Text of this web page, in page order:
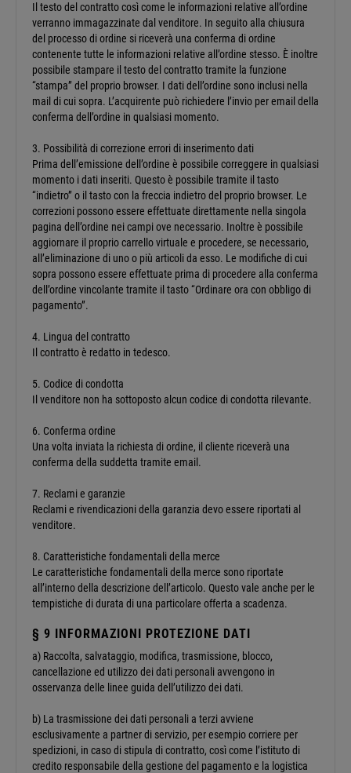
Il testo del contratto così come le informazioni relative all’ordine
verranno immagazzinate dal venditore. In seguito alla chiusura
del processo di ordine si riceverà una conferma di ordine
contenente tutte le informazioni relative all’ordine stesso. È inoltre
possibile stampare il testo del contratto tramite la funzione
“stampa” del proprio browser. I dati dell’ordine sono inclusi nella
mail di cui sopra. L’acquirente può richiedere l’invio per email della
conferma dell’ordine in qualsiasi momento.
3. Possibilità di correzione errori di inserimento dati
Prima dell’emissione dell’ordine è possibile correggere in qualsiasi
momento i dati inseriti. Questo è possibile tramite il tasto
“indietro” o il tasto con la freccia indietro del proprio browser. Le
correzioni possono essere effettuate direttamente nella singola
pagina dell’ordine nei campi ove necessario. Inoltre è possibile
aggiornare il proprio carrello virtuale e procedere, se necessario,
all’eliminazione di uno o più articoli da esso. Le modifiche di cui
sopra possono essere effettuate prima di procedere alla conferma
dell’ordine vincolante tramite il tasto “Ordinare ora con obbligo di
pagamento”.
4. Lingua del contratto
Il contratto è redatto in tedesco.
5. Codice di condotta
Il venditore non ha sottoposto alcun codice di condotta rilevante.
6. Conferma ordine
Una volta inviata la richiesta di ordine, il cliente riceverà una
conferma della suddetta tramite email.
7. Reclami e garanzie
Reclami e rivendicazioni della garanzia devo essere riportati al
venditore.
8. Caratteristiche fondamentali della merce
Le caratteristiche fondamentali della merce sono riportate
all’interno della descrizione dell’articolo. Questo vale anche per le
tempistiche di durata di una particolare offerta a scadenza.
§ 9 INFORMAZIONI PROTEZIONE DATI
a) Raccolta, salvataggio, modifica, trasmissione, blocco,
cancellazione ed utilizzo dei dati personali avvengono in
osservanza delle linee guida dell’utilizzo dei dati.
b) La trasmissione dei dati personali a terzi avviene
esclusivamente a partner di servizio, per esempio corriere per
spedizioni, in caso di stipula di contratto, così come l’istituto di
credito responsabile della gestione del pagamento e la logistica